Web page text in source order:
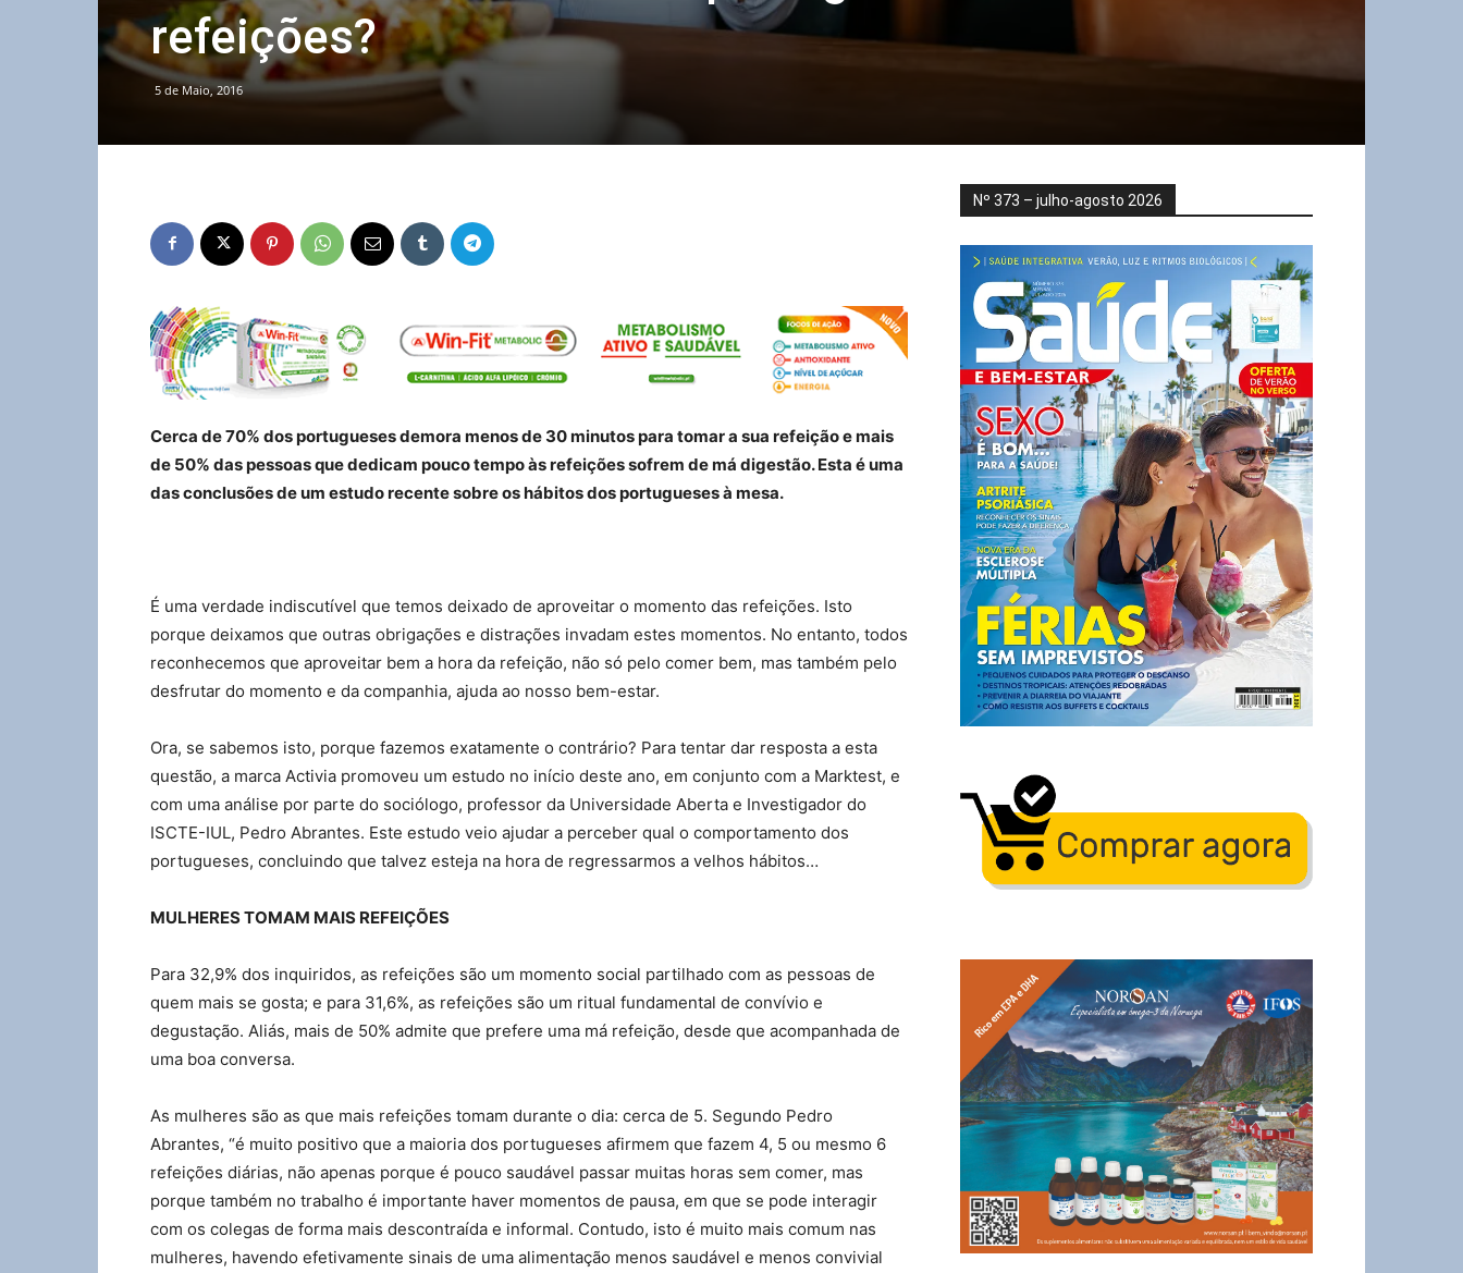
refeições?
5 de Maio, 2016
Cerca de 70% dos portugueses demora menos de 30 minutos para tomar a sua refeição e mais
de 50% das pessoas que dedicam pouco tempo às refeições sofrem de má digestão. Esta é uma
das conclusões de um estudo recente sobre os hábitos dos portugueses à mesa.
É uma verdade indiscutível que temos deixado de aproveitar o momento das refeições. Isto
porque deixamos que outras obrigações e distrações invadam estes momentos. No entanto, todos
reconhecemos que aproveitar bem a hora da refeição, não só pelo comer bem, mas também pelo
desfrutar do momento e da companhia, ajuda ao nosso bem-estar.
Ora, se sabemos isto, porque fazemos exatamente o contrário? Para tentar dar resposta a esta
questão, a marca Activia promoveu um estudo no início deste ano, em conjunto com a Marktest, e
com uma análise por parte do sociólogo, professor da Universidade Aberta e Investigador do
ISCTE-IUL, Pedro Abrantes. Este estudo veio ajudar a perceber qual o comportamento dos
portugueses, concluindo que talvez esteja na hora de regressarmos a velhos hábitos…
MULHERES TOMAM MAIS REFEIÇÕES
Para 32,9% dos inquiridos, as refeições são um momento social partilhado com as pessoas de
quem mais se gosta; e para 31,6%, as refeições são um ritual fundamental de convívio e
degustação. Aliás, mais de 50% admite que prefere uma má refeição, desde que acompanhada de
uma boa conversa.
As mulheres são as que mais refeições tomam durante o dia: cerca de 5. Segundo Pedro
Abrantes, “é muito positivo que a maioria dos portugueses afirmem que fazem 4, 5 ou mesmo 6
refeições diárias, não apenas porque é pouco saudável passar muitas horas sem comer, mas
porque também no trabalho é importante haver momentos de pausa, em que se pode interagir
com os colegas de forma mais descontraída e informal. Contudo, isto é muito mais comum nas
mulheres, havendo efetivamente sinais de uma alimentação menos saudável e menos convivial
Nº 373 – julho-agosto 2026